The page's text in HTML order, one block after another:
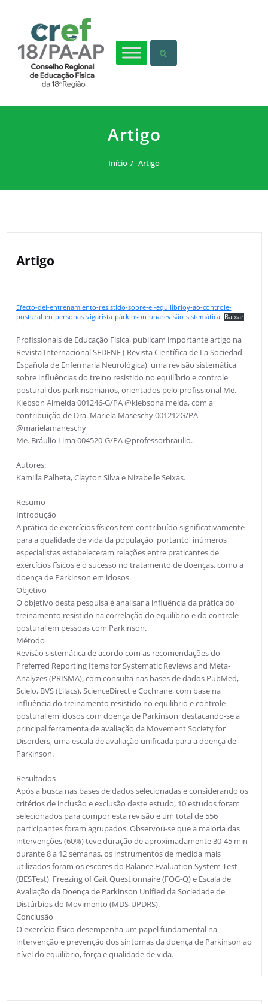
Artigo
Início Artigo
Artigo
Efecto-del-entrenamiento-resistido-sobre-el-equilíbrioy-ao-controle-
postural-en-personas-vigarista-párkinson-unarevisão-sistemática
Baixar
Profissionais de Educação Física, publicam importante artigo na
Revista Internacional SEDENE ( Revista Científica de La Sociedad
Española de Enfermaría Neurológica), uma revisão sistemática,
sobre influências do treino resistido no equilíbrio e controle
postural dos parkinsonianos, orientados pelo profissional Me.
Klebson Almeida 001246-G/PA @klebsonalmeida, com a
contribuição de Dra. Mariela Maseschy 001212G/PA
@marielamaneschy
Me. Bráulio Lima 004520-G/PA @professorbraulio.
Autores:
Kamilla Palheta, Clayton Silva e Nizabelle Seixas.
Resumo
Introdução
A prática de exercícios físicos tem contribuído significativamente
para a qualidade de vida da população, portanto, inúmeros
especialistas estabeleceram relações entre praticantes de
exercícios físicos e o sucesso no tratamento de doenças, como a
doença de Parkinson em idosos.
Objetivo
O objetivo desta pesquisa é analisar a influência da prática do
treinamento resistido na correlação do equilíbrio e do controle
postural em pessoas com Parkinson.
Método
Revisão sistemática de acordo com as recomendações do
Preferred Reporting Items for Systematic Reviews and Meta-
Analyzes (PRISMA), com consulta nas bases de dados PubMed,
Scielo, BVS (Lilacs), ScienceDirect e Cochrane, com base na
influência do treinamento resistido no equilíbrio e controle
postural em idosos com doença de Parkinson, destacando-se a
principal ferramenta de avaliação da Movement Society for
Disorders, uma escala de avaliação unificada para a doença de
Parkinson.
Resultados
Após a busca nas bases de dados selecionadas e considerando os
critérios de inclusão e exclusão deste estudo, 10 estudos foram
selecionados para compor esta revisão e um total de 556
participantes foram agrupados. Observou-se que a maioria das
intervenções (60%) teve duração de aproximadamente 30-45 min
durante 8 a 12 semanas, os instrumentos de medida mais
utilizados foram os escores do Balance Evaluation System Test
(BESTest), Freezing of Gait Questionnaire (FOG-Q) e Escala de
Avaliação da Doença de Parkinson Unified da Sociedade de
Distúrbios do Movimento (MDS-UPDRS).
Conclusão
O exercício físico desempenha um papel fundamental na
intervenção e prevenção dos sintomas da doença de Parkinson ao
nível do equilíbrio, força e qualidade de vida.